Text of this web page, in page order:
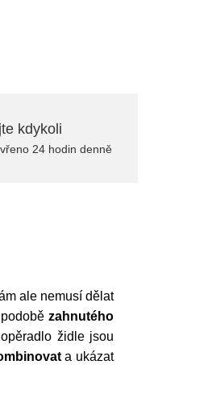
kdykoli
24 hodin denně
ale nemusí dělat
zahnutého
židle jsou
a ukázat